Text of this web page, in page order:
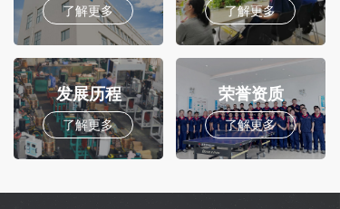
了解更多
了解更多
发展历程
了解更多
荣誉资质
了解更多
了解更多